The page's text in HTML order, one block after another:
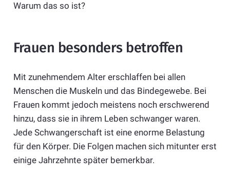
Warum das so ist?
Frauen besonders betroffen
Mit zunehmendem Alter erschlaffen bei allen
Menschen die Muskeln und das Bindegewebe. Bei
Frauen kommt jedoch meistens noch erschwerend
hinzu, dass sie in ihrem Leben schwanger waren.
Jede Schwangerschaft ist eine enorme Belastung
für den Körper. Die Folgen machen sich mitunter erst
einige Jahrzehnte später bemerkbar.